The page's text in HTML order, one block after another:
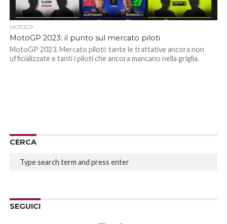
MOTOGP
MotoGP 2023: il punto sul mercato piloti
MotoGP 2023. Mercato piloti: tante le trattative ancora non
ufficializzate e tanti i piloti che ancora mancano nella griglia.
CERCA
SEGUICI